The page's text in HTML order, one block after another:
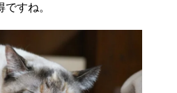
すね。